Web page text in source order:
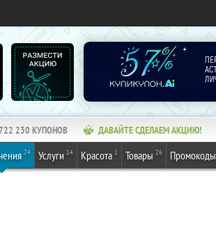
230КУПОНОВ ДАВАЙТЕ СДЕЛАЕМ АКЦИЮ!
24 Услуги 14 Красота 1 Товары 26 Промокоды